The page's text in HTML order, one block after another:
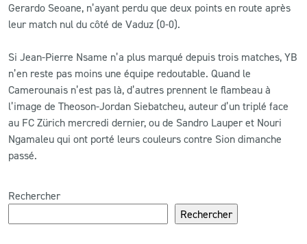
Gerardo Seoane, n’ayant perdu que deux points en route après
leur match nul du côté de Vaduz (0-0).
Si Jean-Pierre Nsame n’a plus marqué depuis trois matches, YB
n’en reste pas moins une équipe redoutable. Quand le
Camerounais n’est pas là, d’autres prennent le flambeau à
l’image de Theoson-Jordan Siebatcheu, auteur d’un triplé face
au FC Zürich mercredi dernier, ou de Sandro Lauper et Nouri
Ngamaleu qui ont porté leurs couleurs contre Sion dimanche
passé.
Rechercher
Rechercher